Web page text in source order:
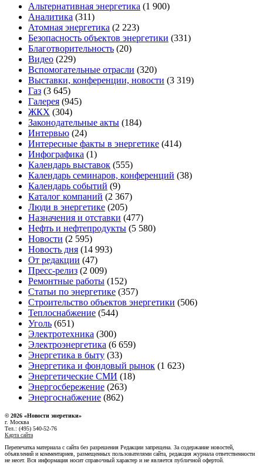
Альтернативная энергетика (1 900)
Аналитика (311)
Атомная энергетика (2 223)
Безопасность объектов энергетики (331)
Благотворительность (20)
Видео (229)
Вспомогательные отрасли (320)
Выставки, конференции, новости (3 319)
Газ (3 645)
Галерея (945)
ЖКХ (304)
Законодательные акты (184)
Интервью (24)
Интересные факты в энергетике (414)
Инфографика (1)
Календарь выставок (555)
Календарь семинаров, конференций (38)
Календарь событий (9)
Каталог компаний (2 367)
Люди в энергетике (205)
Назначения и отставки (477)
Нефть и нефтепродукты (5 580)
Новости (2 595)
Новость дня (14 993)
От редакции (47)
Пресс-релиз (2 009)
Ремонтные работы (152)
Статьи по энергетике (357)
Строительство объектов энергетики (506)
Теплоснабжение (544)
Уголь (651)
Электротехника (300)
Электроэнергетика (6 659)
Энергетика в быту (33)
Энергетика и фондовый рынок (1 623)
Энергетические СМИ (18)
Энергосбережение (263)
Энергоснабжение (862)
© 2026 «Новости энеретики»
г. Москва
Тел.: (495) 540-52-76
Карта сайта
Перепечатка материала с сайта без разрешения Редакции запрещена. За содержание новостей,
объявлений и комментариев, размещенных пользователями сайта, редакция журнала ответственности
не несет. Вся информация носит справочный характер и не является публичной офертой.